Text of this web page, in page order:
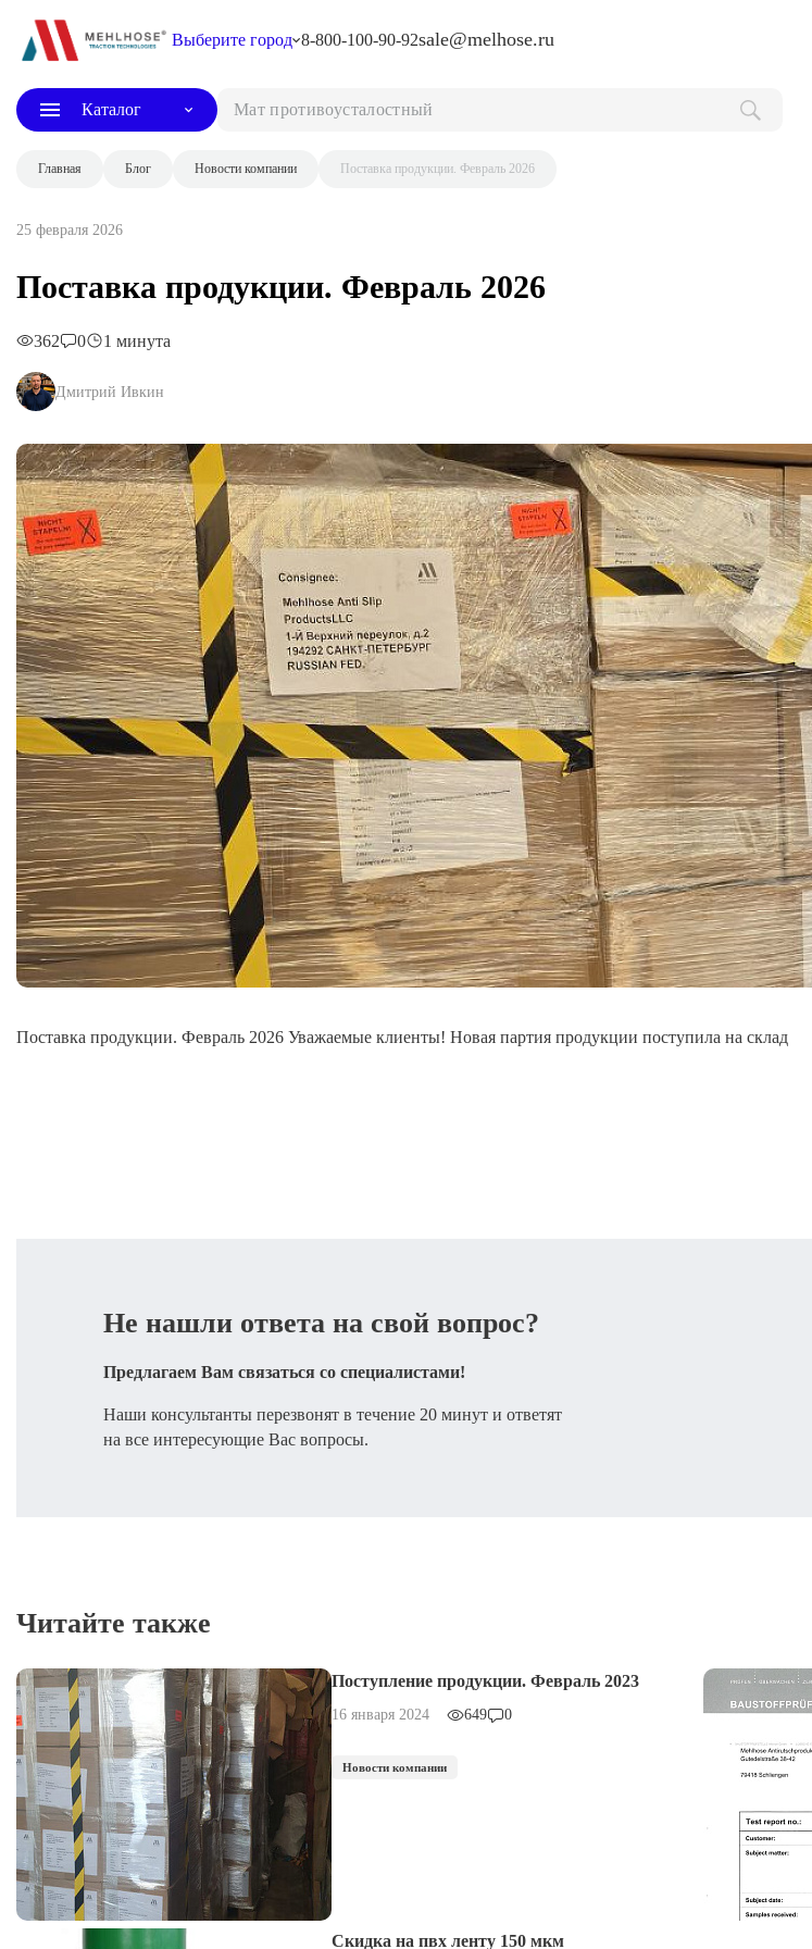
Выберите город 8-800-100-90-92sale@melhose.ru
Каталог Мат про
Главная Блог Новости компании Поставка продукции. Февраль 2026
25 февраля 2026
Поставка продукции. Февраль 2026
362 0 1 минута
Дмитрий Ивкин
Поставка продукции. Февраль 2026 Уважаемые клиенты! Новая партия продукции поступила на склад
Не нашли ответа на свой вопрос?
Предлагаем Вам связаться со специалистами!
Наши консультанты перезвонят в течение 20 минут и ответят
на все интересующие Вас вопросы.
Читайте также
Поступление продукции. Февраль 2023
16 января 2024 649 0
Новости компании
Скидка на пвх ленту 150 мкм